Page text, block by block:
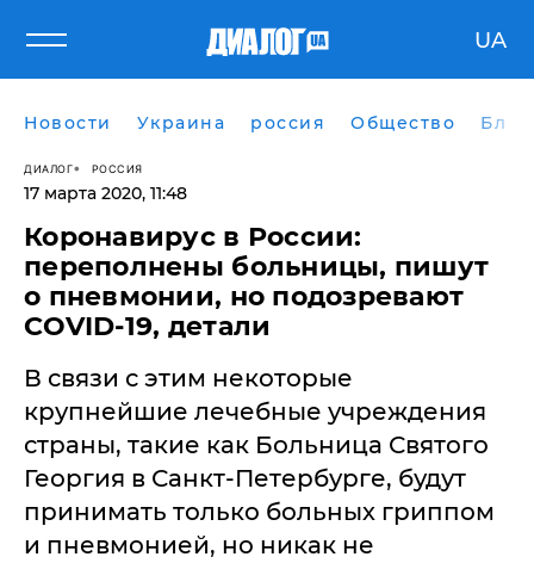
UA
Новости Украина россия Общество
ДИАЛОГ РОССИЯ
17 марта 2020, 11:48
Коронавирус в России:
переполнены больницы, пишут
о пневмонии, но подозревают
COVID-19, детали
В связи с этим некоторые
крупнейшие лечебные учреждения
страны, такие как Больница Святого
Георгия в Санкт-Петербурге, будут
принимать только больных гриппом
и пневмонией, но никак не